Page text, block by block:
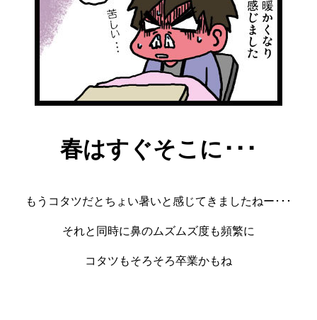
春はすぐそこに･･･
もうコタツだとちょい暑いと感じてきましたねー･･･
それと同時に鼻のムズムズ度も頻繁に
コタツもそろそろ卒業かもね